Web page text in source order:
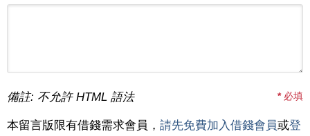
備註: 不允許 HTML 語法 *必填
本留言版限有借錢需求會員， 請先免費加入借錢會員或登